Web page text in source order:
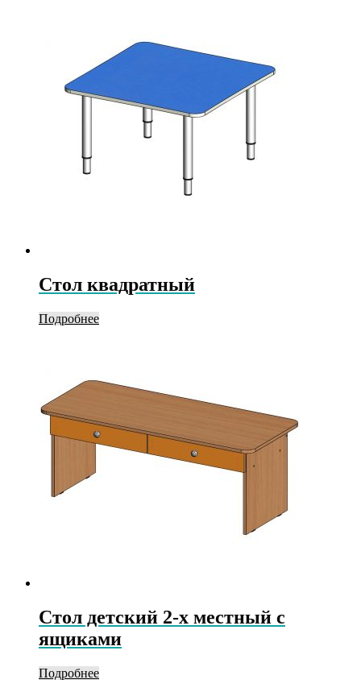
Стол квадратный
Подробнее
Стол детский 2-х местный с
ящиками
Подробнее